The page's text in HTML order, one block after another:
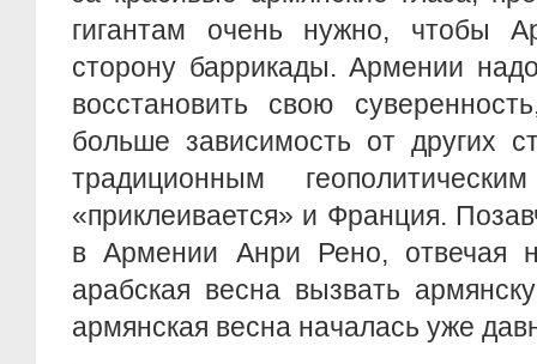
гигантам очень нужно, чтобы
сторону баррикады. Армении
восстановить свою
больше зависимость от других
традиционным
«приклеивается» и Франция.
в Армении Анри Рено, отвечая
арабская весна вызвать
армянская весна началась уже